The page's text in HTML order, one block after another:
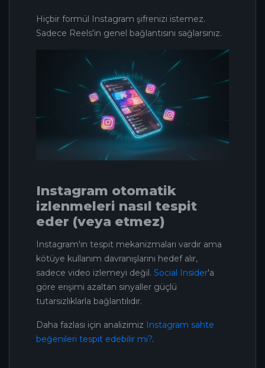
Hiçbir formül Instagram şifrenizi istemez.
Sadece Reels'in genel bağlantısını sağlarsınız.
Instagram otomatik
izlenmeleri nasıl tespit
eder (veya etmez)
Instagram'ın tespit mekanizmaları vardır ama
kötüye kullanım davranışlarını hedef alır,
sadece video izlemeyi değil. Social Insider'a
göre erişimi azaltan sinyaller güçlü
tutarsızlıklarla bağlantılıdır.
Daha fazlası için analizimiz Instagram sahte
beğenileri tespit edebilir mi?.